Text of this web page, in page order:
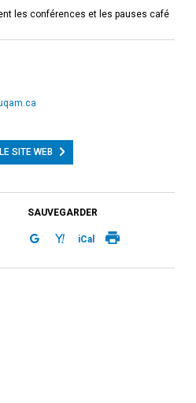
les conférences et les pauses café
SITE WEB
SAUVEGARDER
iCal